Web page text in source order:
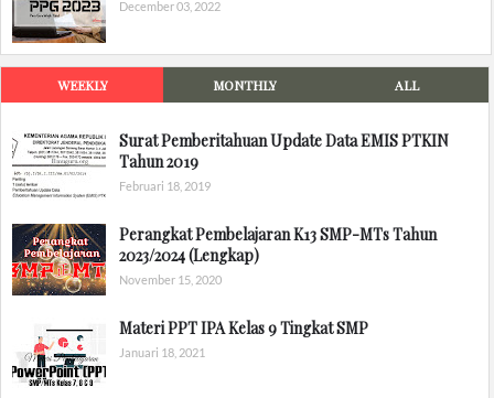
December 03, 2022
WEEKLY MONTHLY ALL
Surat Pemberitahuan Update Data EMIS PTKIN
Tahun 2019
Februari 18, 2019
Perangkat Pembelajaran K13 SMP-MTs Tahun
2023/2024 (Lengkap)
November 15, 2020
Materi PPT IPA Kelas 9 Tingkat SMP
Januari 18, 2021